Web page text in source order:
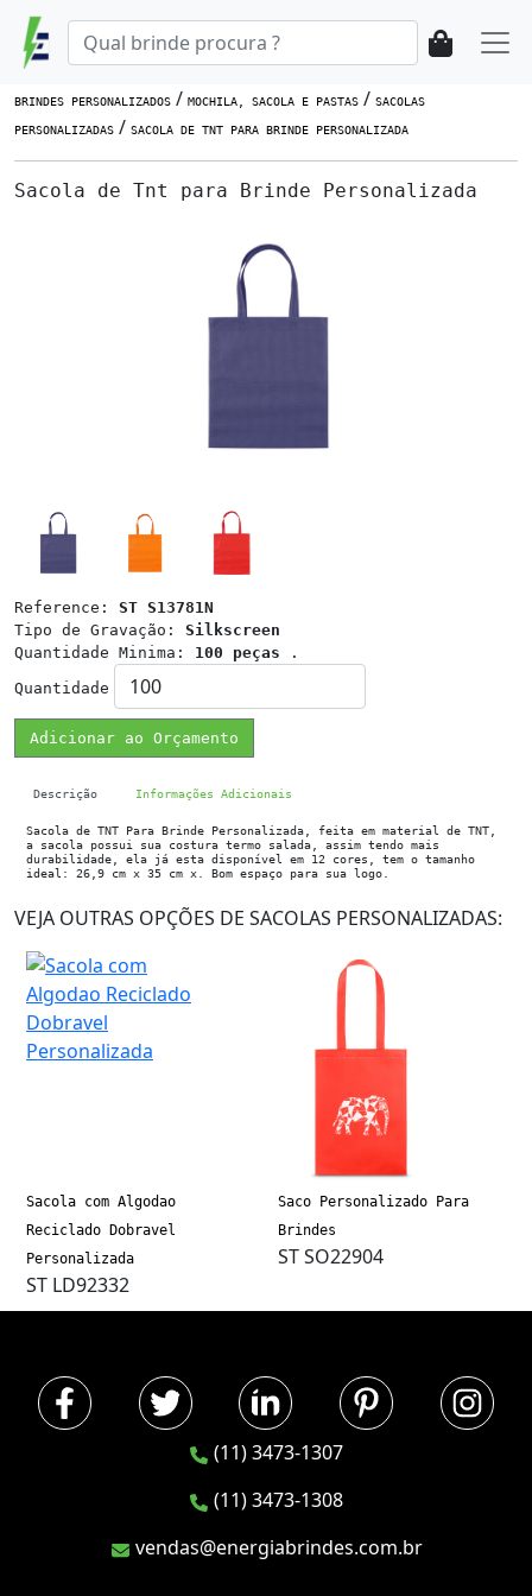
BRINDES PERSONALIZADOS / MOCHILA, SACOLA E PASTAS / SACOLAS
PERSONALIZADAS / SACOLA DE TNT PARA BRINDE PERSONALIZADA
Sacola de Tnt para Brinde Personalizada
Reference: ST S13781N
Tipo de Gravação: Silkscreen
Quantidade Minima: 100 peças .
Quantidade
Adicionar ao Orçamento
Descrição Informações Adicionais
Sacola de TNT Para Brinde Personalizada, feita em material de TNT,
a sacola possui sua costura termo salada, assim tendo mais
durabilidade, ela já esta disponível em 12 cores, tem o tamanho
ideal: 26,9 cm x 35 cm x. Bom espaço para sua logo.
VEJA OUTRAS OPÇÕES DE SACOLAS PERSONALIZADAS:
Sacola com Algodao
Reciclado Dobravel
Personalizada
ST LD92332
Saco Personalizado Para
Brindes
ST SO22904
(11) 3473-1307
(11) 3473-1308
vendas@energiabrindes.com.br